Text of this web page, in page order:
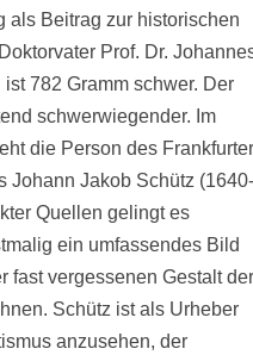
als Beitrag zur historischen
Prof. Dr.
782 Gramm schwer. Der
schwerwiegender. Im
die Person des Frankfurter
Johann Jakob Schütz (1640-
Quellen gelingt es
ein umfassendes Bild
fast vergessenen Gestalt der
Schütz ist als Urheber
anzusehen, der